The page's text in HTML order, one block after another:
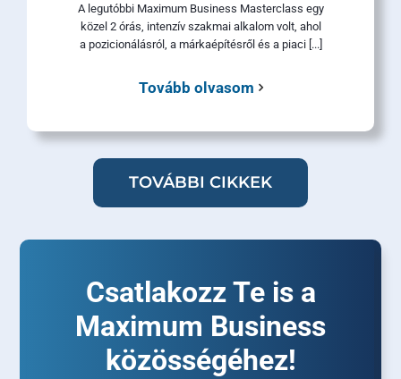
A legutóbbi Maximum Business Masterclass egy
közel 2 órás, intenzív szakmai alkalom volt, ahol
a pozicionálásról, a márkaépítésről és a piaci [...]
Tovább olvasom
TOVÁBBI CIKKEK
Csatlakozz Te is a
Maximum Business
közösségéhez!